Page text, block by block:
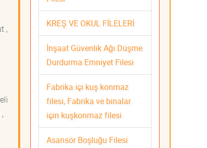
,
KREŞ VE OKUL FİLELERİ
İnşaat Güvenlik Ağı Düşme
Durdurma Emniyet Filesi
Fabrika içi kuş konmaz
filesi, Fabrika ve binalar
için kuşkonmaz filesi
Asansör Boşluğu Filesi